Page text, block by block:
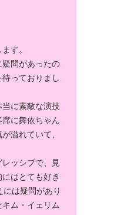
す。
問があったの
っておりまし
に素敵な演技
に舞依ちゃん
溢れていて、
ッシブで、見
はとても好き
は疑問があり
ム・イェリム